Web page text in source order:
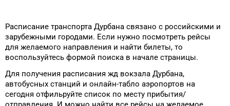
Расписание транспорта Дурбана связано с российскими и
зарубежными городами. Если нужно посмотреть рейсы
для желаемого направления и найти билеты, то
воспользуйтесь формой поиска в начале страницы.
Для получения расписания жд вокзала Дурбана,
автобусных станций и онлайн-табло аэропортов на
сегодня отфильруйте список по месту прибытия/